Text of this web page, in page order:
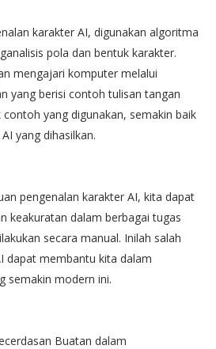
karakter AI, digunakan algoritma
pola dan bentuk karakter.
mengajari komputer melalui
yang berisi contoh tulisan tangan
yang digunakan, semakin baik
yang dihasilkan.
pengenalan karakter AI, kita dapat
keakuratan dalam berbagai tugas
secara manual. Inilah salah
dapat membantu kita dalam
semakin modern ini.
Buatan dalam